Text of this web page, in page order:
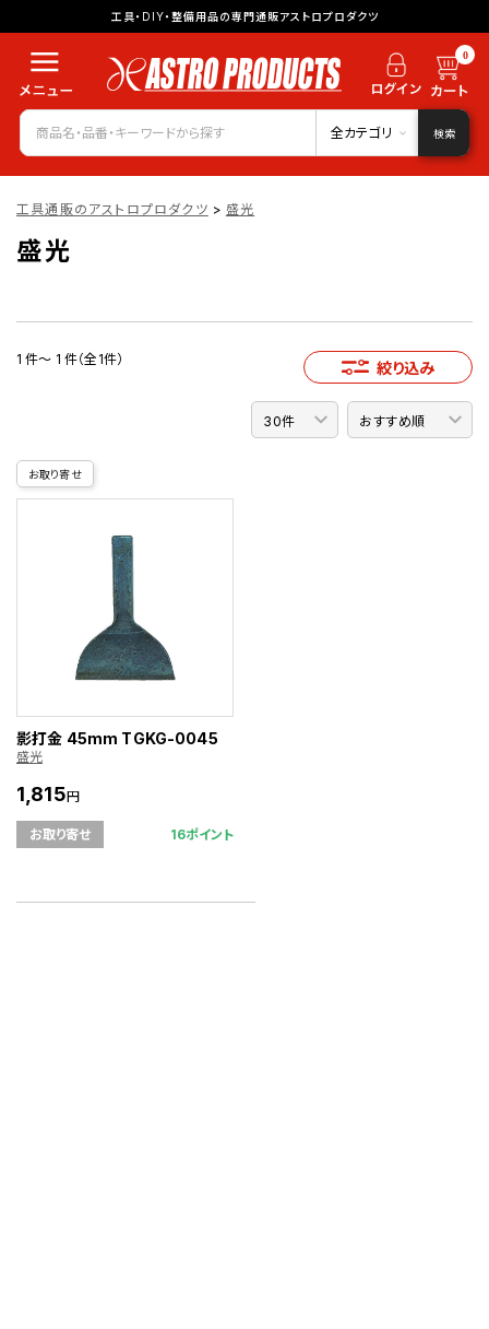
工具・DIY・整備用品の専門通販アストロプロダクツ
0
全カテゴリ 検索
工具通販のアストロプロダクツ > 盛光
盛光
1 件～ 1 件（全1件） 絞り込み
お取り寄せ
影打金 45mm TGKG-0045
盛光
1,815円
お取り寄せ 16ポイント